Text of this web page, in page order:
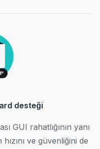
desteği
GUI rahatlığının yanı
ve güvenliğini de